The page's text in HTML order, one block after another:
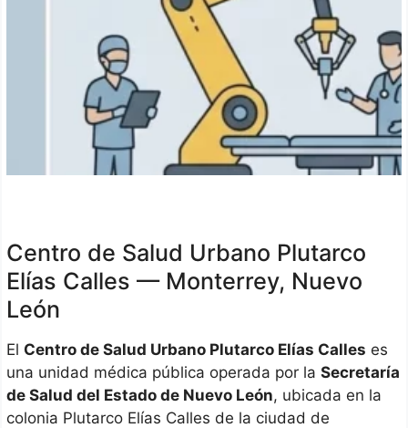
Centro de Salud Urbano Plutarco
Elías Calles — Monterrey, Nuevo
León
El Centro de Salud Urbano Plutarco Elías Calles es
una unidad médica pública operada por la Secretaría
de Salud del Estado de Nuevo León, ubicada en la
colonia Plutarco Elías Calles de la ciudad de